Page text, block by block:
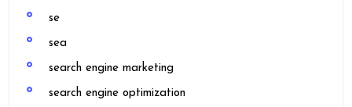
se
sea
search engine marketing
search engine optimization